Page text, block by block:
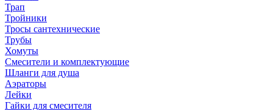
Трап
Тройники
Тросы сантехнические
Трубы
Хомуты
Смесители и комплектующие
Шланги для душа
Аэраторы
Лейки
Гайки для смесителя